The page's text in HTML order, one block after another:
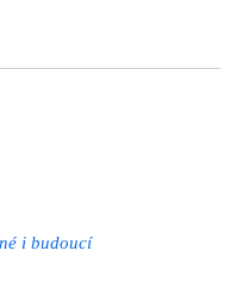
i budoucí